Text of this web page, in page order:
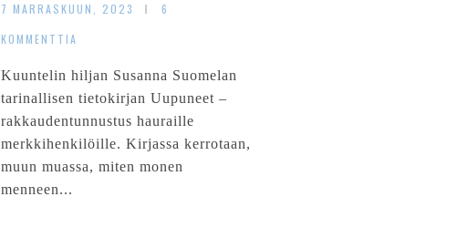
SOMEA / INTERNETIÄ
7 MARRASKUUN, 2023
6
KOMMENTTIA
Kuuntelin hiljan Susanna Suomelan
tarinallisen tietokirjan Uupuneet –
rakkaudentunnustus hauraille
merkkihenkilöille. Kirjassa kerrotaan,
muun muassa, miten monen
menneen...